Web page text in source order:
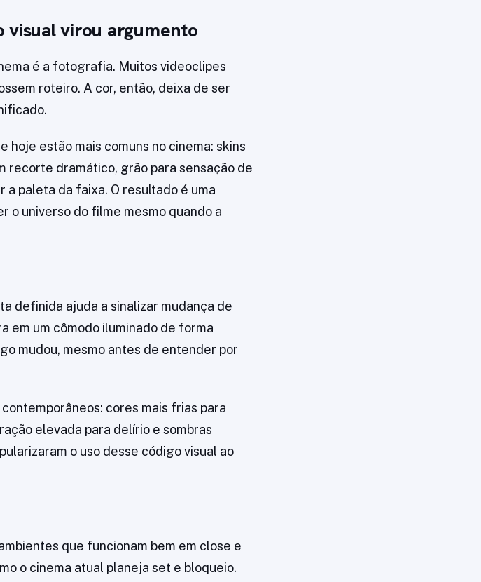
visual virou argumento
é a fotografia. Muitos videoclipes
roteiro. A cor, então, deixa de ser
hoje estão mais comuns no cinema: skins
recorte dramático, grão para sensação de
paleta da faixa. O resultado é uma
o universo do filme mesmo quando a
definida ajuda a sinalizar mudança de
em um cômodo iluminado de forma
mudou, mesmo antes de entender por
cores mais frias para
elevada para delírio e sombras
o uso desse código visual ao
que funcionam bem em close e
o cinema atual planeja set e bloqueio.